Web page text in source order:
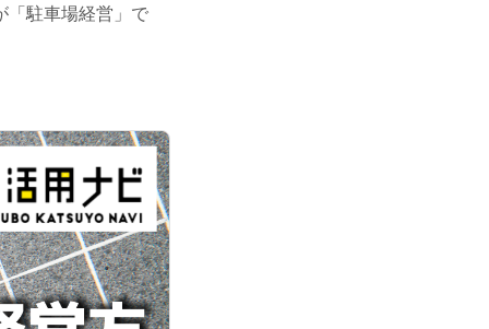
「駐車場経営」で